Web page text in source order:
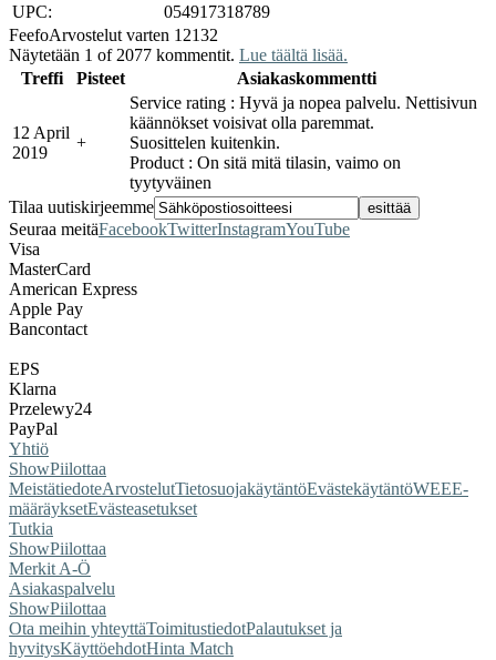
UPC:
054917318789
FeefoArvostelut varten 12132
Näytetään 1 of 2077 kommentit. Lue täältä lisää.
Treffi
Pisteet Asiakaskommentti
12 April
2019
+
Service rating : Hyvä ja nopea palvelu. Nettisivun
käännökset voisivat olla paremmat.
Suosittelen kuitenkin.
Product : On sitä mitä tilasin, vaimo on
tyytyväinen
Tilaa uutiskirjeemme
Seuraa meitäFacebookTwitterInstagramYouTube
Visa
MasterCard
American Express
Apple Pay
Bancontact
EPS
Klarna
Przelewy24
PayPal
Yhtiö
ShowPiilottaa
MeistätiedoteArvostelutTietosuojakäytäntöEvästekäytäntöWEEE-
määräyksetEvästeasetukset
Tutkia
ShowPiilottaa
Merkit A-Ö
Asiakaspalvelu
ShowPiilottaa
Ota meihin yhteyttäToimitustiedotPalautukset ja
hyvitysKäyttöehdotHinta Match